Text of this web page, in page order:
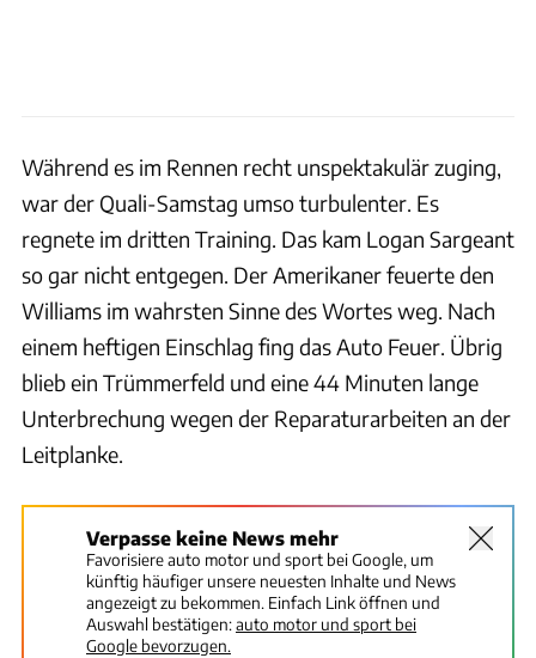
Während es im Rennen recht unspektakulär zuging,
war der Quali-Samstag umso turbulenter. Es
regnete im dritten Training. Das kam Logan Sargeant
so gar nicht entgegen. Der Amerikaner feuerte den
Williams im wahrsten Sinne des Wortes weg. Nach
einem heftigen Einschlag fing das Auto Feuer. Übrig
blieb ein Trümmerfeld und eine 44 Minuten lange
Unterbrechung wegen der Reparaturarbeiten an der
Leitplanke.
Verpasse keine News mehr
Favorisiere auto motor und sport bei Google, um
künftig häufiger unsere neuesten Inhalte und News
angezeigt zu bekommen. Einfach Link öffnen und
Auswahl bestätigen:auto motor und sport bei
Google bevorzugen.